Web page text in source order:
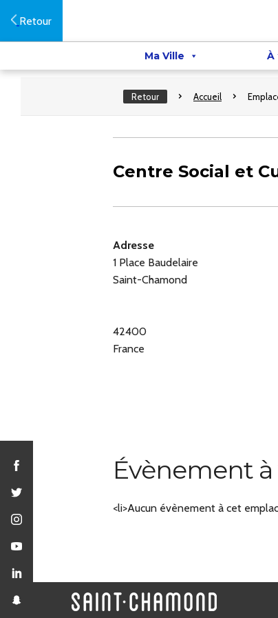
Retour
Ma Ville À
Retour Accueil
Centre Social et
Adresse
1 Place Baudelaire
Saint-Chamond
42400
France
Évènement
<li>Aucun évènement à cet